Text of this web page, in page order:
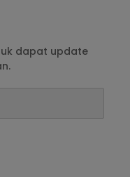
dapat update